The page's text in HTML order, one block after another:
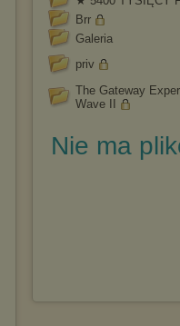
Brr
Galeria
priv
The Gateway
Wave II
Nie ma